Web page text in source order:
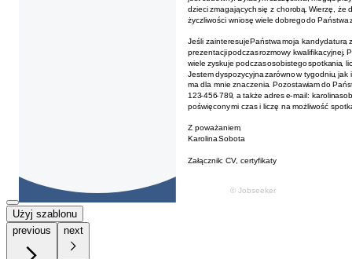
Użyj szablonu
previous
next